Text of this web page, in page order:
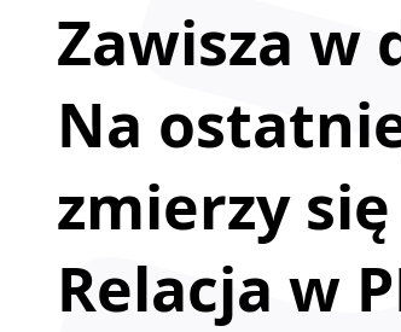
Zawisza w
Na
zmierzy
Relacja w